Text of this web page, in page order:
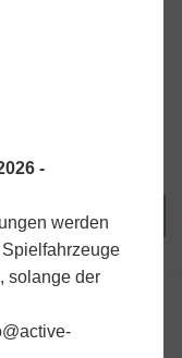
-
werden
solange der